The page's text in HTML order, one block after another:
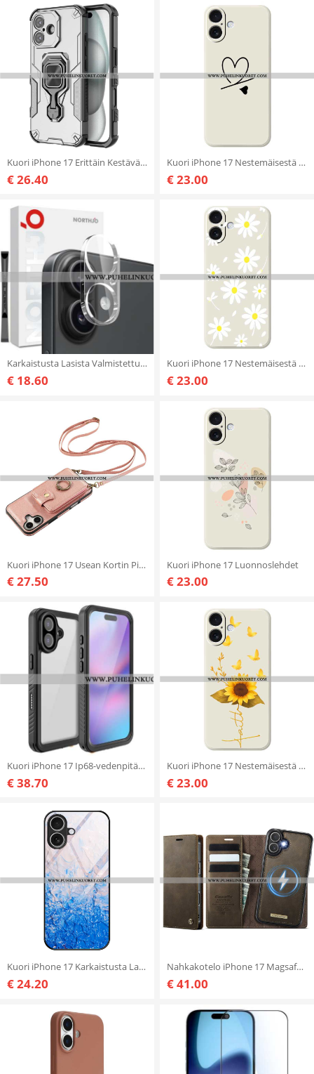
Kuori iPhone 17 Erittäin Kestävä Pyörivällä Jalustalla
€ 26.40
Kuori iPhone 17 Nestemäisestä Silikonista Valmistetut Sydämet
€ 23.00
Karkaistusta Lasista Valmistettu Linssisuoja iPhone 17 (kirkas)
€ 18.60
Kuori iPhone 17 Nestemäisestä Silikonista Valmistetut Päivänkakkarat Suojakuori
€ 23.00
Kuori iPhone 17 Usean Kortin Pidike Ja Olkahihna Suojakuori
€ 27.50
Kuori iPhone 17 Luonnoslehdet
€ 23.00
Kuori iPhone 17 Ip68-vedenpitävä Redpepper
€ 38.70
Kuori iPhone 17 Nestemäisestä Silikonista Valmistetut Auringonkukat Suojakuori
€ 23.00
Kuori iPhone 17 Karkaistusta Lasista Valmistettu Marmorikuvio
€ 24.20
Nahkakotelo iPhone 17 Magsafe-yhteensopiva Irrotettava Kotelo Ja Rfid-suoja
€ 41.00